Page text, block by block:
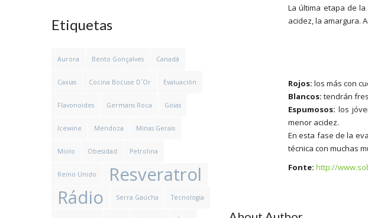
La última etapa de
acidez, la amargura.
Rojos: los más con
Blancos: tendrán
Espumosos: los
menor acidez.
En esta fase de la
técnica con muchas
Fonte: http://
Etiquetas
Aurora Bento Gonçalves Canadá
Caxias Cocina Bocuse D´Or Evaluación
Flavonoides Germans Roca Goias
Icewine Mendoza Minas Gerais
Miolo Obesidad Petrolina
Reino Unido
Resveratrol
Rádio
Serra Gaúcha Tecnologia